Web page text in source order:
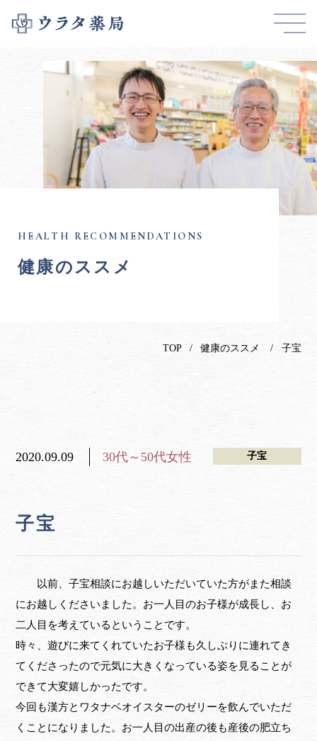
健康のススメ
TOP 健康のススメ 子宝
2020.09.09 30代～50代女性 子宝
子宝
以前、子宝相談にお越しいただいていた方がまた相談
にお越しくださいました。お一人目のお子様が成長し、お
二人目を考えているということです。
時々、遊びに来てくれていたお子様も久しぶりに連れてき
てくださったので元気に大きくなっている姿を見ることが
できて大変嬉しかったです。
今回も漢方とワタナベオイスターのゼリーを飲んでいただ
くことになりました。お一人目の出産の後も産後の肥立ち